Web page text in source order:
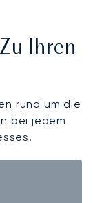
Ihren
rund um die
bei jedem